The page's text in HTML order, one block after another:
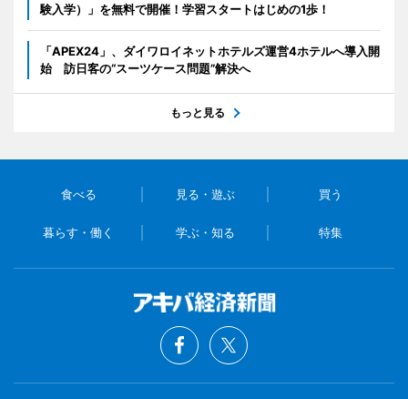
験入学）」を無料で開催！学習スタートはじめの1歩！
「APEX24」、ダイワロイネットホテルズ運営4ホテルへ導入開
始 訪日客の“スーツケース問題”解決へ
もっと見る
食べる 見る・遊ぶ 買う
暮らす・働く 学ぶ・知る 特集